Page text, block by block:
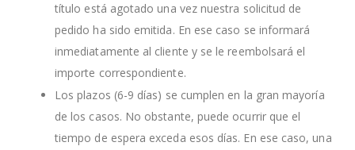
título está agotado una vez nuestra solicitud de
pedido ha sido emitida. En ese caso se informará
inmediatamente al cliente y se le reembolsará el
importe correspondiente.
Los plazos (6-9 días) se cumplen en la gran mayoría
de los casos. No obstante, puede ocurrir que el
tiempo de espera exceda esos días. En ese caso, una